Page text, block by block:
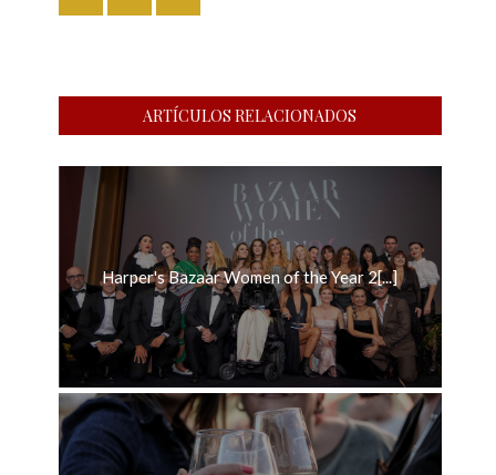
ARTÍCULOS RELACIONADOS
Harper's Bazaar Women of the Year 2[...]